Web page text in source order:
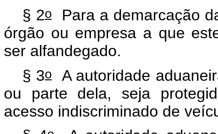
§ 2o
Para a demarcação
órgão ou empresa a que
ser alfandegado.
§ 3oA autoridade
ou parte dela, seja
acesso indiscriminado de